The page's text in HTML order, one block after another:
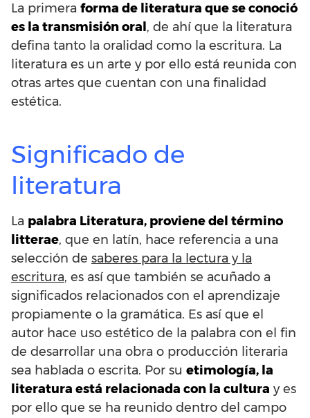
La primera forma de literatura que se conoció
es la transmisión oral, de ahí que la literatura
defina tanto la oralidad como la escritura. La
literatura es un arte y por ello está reunida con
otras artes que cuentan con una finalidad
estética.
Significado de
literatura
La palabra Literatura, proviene del término
litterae, que en latín, hace referencia a una
selección de saberes para la lectura y la
escritura, es así que también se acuñado a
significados relacionados con el aprendizaje
propiamente o la gramática. Es así que el
autor hace uso estético de la palabra con el fin
de desarrollar una obra o producción literaria
sea hablada o escrita. Por su etimología, la
literatura está relacionada con la cultura y es
por ello que se ha reunido dentro del campo